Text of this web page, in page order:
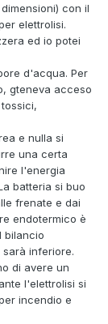
con il
elettrolisi.
ed io potei
d'acqua. Per
gteneva acceso
e nulla si
una certa
l'energia
batteria si buo
frenate e dai
endotermico è
bilancio
inferiore.
di avere un
l'elettrolisi si
incendio e